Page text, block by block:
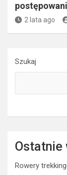
2 lata ago
Szukaj
Ostatnie
Rowery